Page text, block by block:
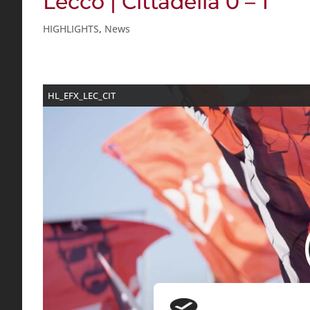
HIGHLIGHTS, News
HL_EFX_LEC_CIT